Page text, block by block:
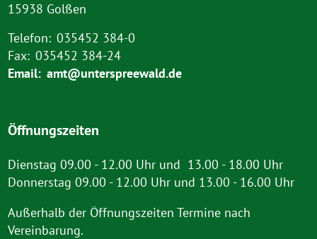
15938 Golßen
Telefon: 035452 384-0
Fax: 035452 384-24
Email: amt@unterspreewald.de
Öffnungszeiten
Dienstag 09.00 - 12.00 Uhr und 13.00 - 18.00 Uhr
Donnerstag 09.00 - 12.00 Uhr und 13.00 - 16.00 Uhr
Außerhalb der Öffnungszeiten Termine nach
Vereinbarung.